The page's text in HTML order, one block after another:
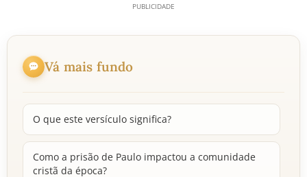
Vá mais fundo
O que este versículo significa?
Como a prisão de Paulo impactou a comunidade
cristã da época?